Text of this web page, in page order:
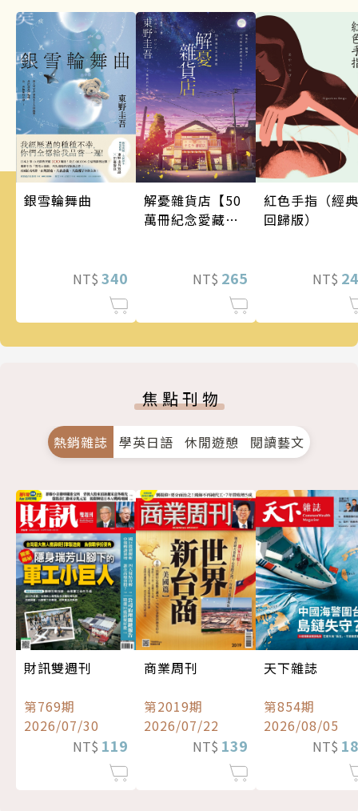
銀雪輪舞曲
NT$ 340
解憂雜貨店【50
萬冊紀念愛藏
NT$ 265
紅色手指（經典
回歸版）
NT$
焦點刊物
熱銷雜誌 學英日語 休閒遊憩 閱讀藝文
財訊雙週刊
第769期
2026/07/30
NT$ 119
商業周刊
第2019期
2026/07/22
NT$ 139
天下雜誌
第854期
2026/08/05
NT$